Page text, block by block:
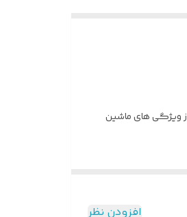
و طول عمر بالا از ویژگی های ماشین
افزودن نظر